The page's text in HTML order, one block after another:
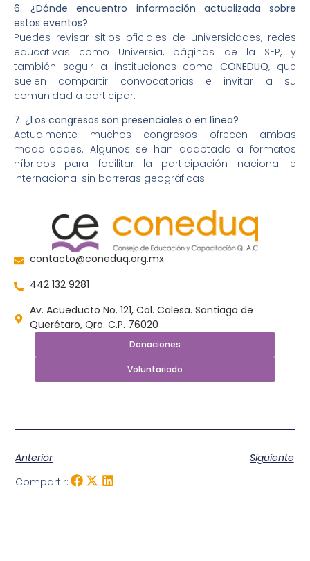
6. ¿Dónde encuentro información actualizada sobre
estos eventos?
Puedes revisar sitios oficiales de universidades, redes
educativas como Universia, páginas de la SEP, y
también seguir a instituciones comoCONEDUQ, que
suelen compartir convocatorias e invitar a su
comunidad a participar.
7. ¿Los congresos son presenciales o en línea?
Actualmente muchos congresos ofrecen ambas
modalidades. Algunos se han adaptado a formatos
híbridos para facilitar la participación nacional e
internacional sin barreras geográficas.
contacto@coneduq.org.mx
442 132 9281
Av. Acueducto No. 121, Col. Calesa. Santiago de
Querétaro, Qro. C.P. 76020
Donaciones
Voluntariado
Anterior
Siguiente
Compartir: